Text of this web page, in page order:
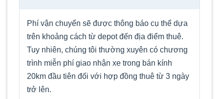
Phí vận chuyển sẽ được thông báo cụ thể dựa
trên khoảng cách từ depot đến địa điểm thuê.
Tuy nhiên, chúng tôi thường xuyên có chương
trình miễn phí giao nhận xe trong bán kính
20km đầu tiên đối với hợp đồng thuê từ 3 ngày
trở lên.